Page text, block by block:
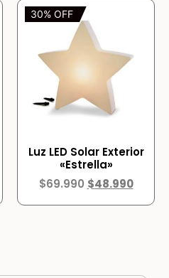
30% OFF
Luz LED Solar Exterior
«Estrella»
$69.990 $48.990